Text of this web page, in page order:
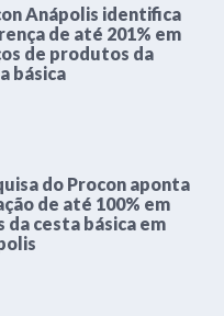
Anápolis identifica
de até 201% em
de produtos da
básica
do Procon aponta
de até 100% em
da cesta básica em